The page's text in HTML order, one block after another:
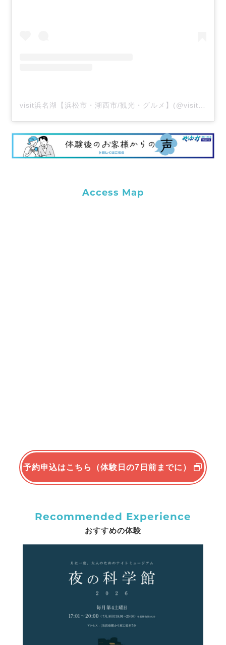
Access Map
予約申込はこちら（体験日の7日前までに）
Recommended Experience
おすすめの体験